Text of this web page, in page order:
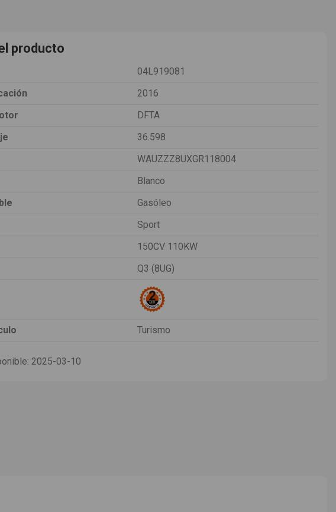
producto
04L919081
2016
DFTA
36.598
WAUZZZ8UXGR118004
Blanco
Gasóleo
Sport
150CV 110KW
Q3 (8UG)
Turismo
2025-03-10